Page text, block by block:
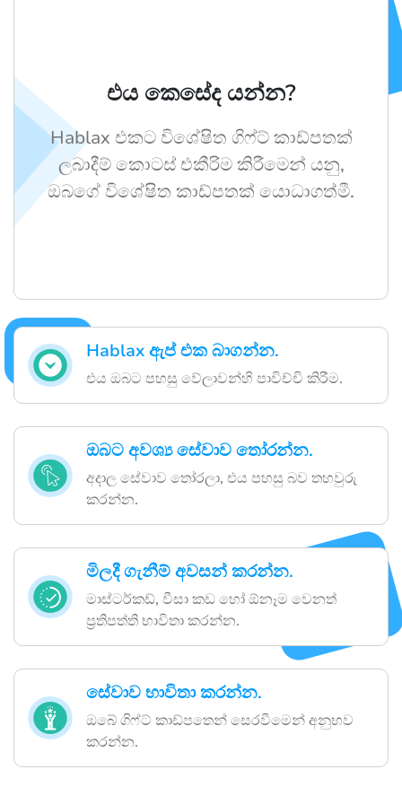
Hablax ඇප් එක බාගන්න.
එය ඔබට පහසු වේලාවන්හි පාවිච්චි කිරීම.
ඔබට අවශ්‍ය සේවාව තෝරන්න.
අදාල සේවාව තෝරලා, එය පහසු බව තහවුරු
කරන්න.
මිලදී ගැනීම් අවසන් කරන්න.
මාස්ටර්කඩ්, වීසා කඩ හෝ ඕනෑම වෙනත්
ප්‍රතිපත්ති භාවිතා කරන්න.
සේවාව භාවිතා කරන්න.
ඔබේ ගිෆ්ට් කාඩ්පතෙන් සෙරවීමෙන් අනුභව
කරන්න.
එය කෙසේද යන්න?
Hablax එකට විශේෂිත ගිෆ්ට් කාඩ්පතක්
ලබාදීම් කොටස් එකීරිම කිරීමෙන් යනු,
ඔබගේ විශේෂිත කාඩ්පතක් යොධාගත්මී.